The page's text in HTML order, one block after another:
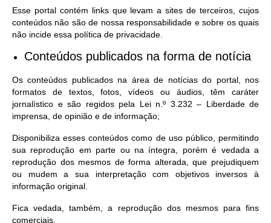
Esse portal contém links que levam a sites de terceiros, cujos
conteúdos não são de nossa responsabilidade e sobre os quais
não incide essa política de privacidade.
Conteúdos publicados na forma de notícia
Os conteúdos publicados na área de notícias do portal, nos
formatos de textos, fotos, vídeos ou áudios, têm caráter
jornalístico e são regidos pela Lei n.º 3.232 – Liberdade de
imprensa, de opinião e de informação;
Disponibiliza esses conteúdos como de uso público, permitindo
sua reprodução em parte ou na íntegra, porém é vedada a
reprodução dos mesmos de forma alterada, que prejudiquem
ou mudem a sua interpretação com objetivos inversos à
informação original.
Fica vedada, também, a reprodução dos mesmos para fins
comerciais.